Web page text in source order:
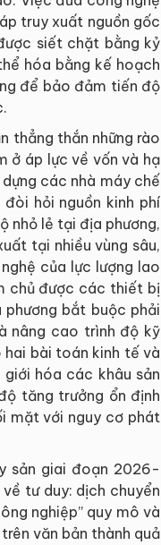
truy xuất nguồn gốc
siết chặt bằng kỷ
hóa bằng kế hoạch
để bảo đảm tiến độ
thẳng thắn những rào
ở áp lực về vốn và hạ
các nhà máy chế
hỏi nguồn kinh phí
nhỏ lẻ tại địa phương,
tại nhiều vùng sâu,
của lực lượng lao
chủ được các thiết bị
bắt buộc phải
nâng cao trình độ kỹ
bài toán kinh tế và
hóa các khâu sản
tăng trưởng ổn định
mặt với nguy cơ phát
sản giai đoạn 2026-
tư duy: dịch chuyển
nghiệp” quy mô và
văn bản thành quả